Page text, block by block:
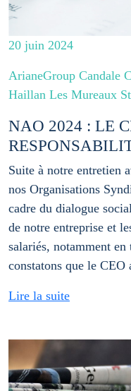
20 juin 2024
ArianeGroup Candale
Haillan Les Mureaux
NAO 2024 : LE
Suite à notre entretien
nos Organisations
cadre du dialogue
de notre entreprise et
salariés, notamment
constatons que le
Lire la suite